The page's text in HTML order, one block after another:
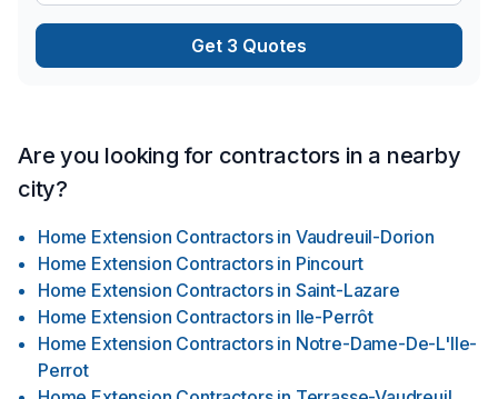
Get 3 Quotes
Are you looking for contractors in a nearby
city?
Home Extension Contractors in Vaudreuil-Dorion
Home Extension Contractors in Pincourt
Home Extension Contractors in Saint-Lazare
Home Extension Contractors in Ile-Perrôt
Home Extension Contractors in Notre-Dame-De-L'Ile-
Perrot